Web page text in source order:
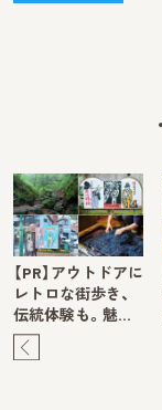
【PR】アウトドアに
レトロな街歩き、
伝統体験も。魅…